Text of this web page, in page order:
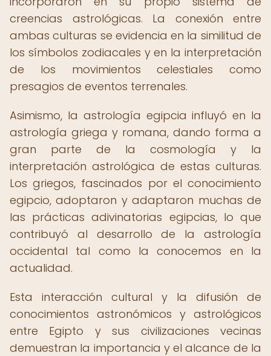
creencias astrológicas. La conexión entre
ambas culturas se evidencia en la similitud de
los símbolos zodiacales y en la interpretación
de los movimientos celestiales como
presagios de eventos terrenales.
Asimismo, la astrología egipcia influyó en la
astrología griega y romana, dando forma a
gran parte de la cosmología y la
interpretación astrológica de estas culturas.
Los griegos, fascinados por el conocimiento
egipcio, adoptaron y adaptaron muchas de
las prácticas adivinatorias egipcias, lo que
contribuyó al desarrollo de la astrología
occidental tal como la conocemos en la
actualidad.
Esta interacción cultural y la difusión de
conocimientos astronómicos y astrológicos
entre Egipto y sus civilizaciones vecinas
demuestran la importancia y el alcance de la